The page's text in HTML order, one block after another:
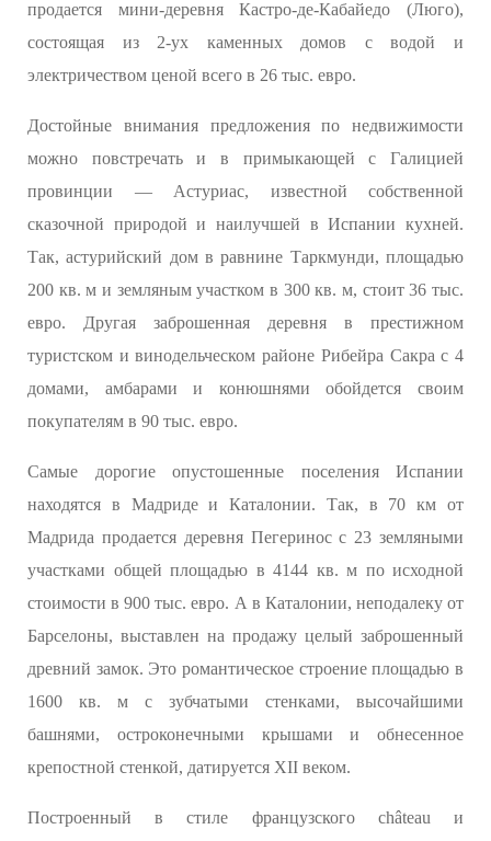
продается мини-деревня Кастро-де-Кабайедо (Люго),
состоящая из 2-ух каменных домов с водой и
электричеством ценой всего в 26 тыс. евро.
Достойные внимания предложения по недвижимости
можно повстречать и в примыкающей с Галицией
провинции — Астуриас, известной собственной
сказочной природой и наилучшей в Испании кухней.
Так, астурийский дом в равнине Таркмунди, площадью
200 кв. м и земляным участком в 300 кв. м, стоит 36 тыс.
евро. Другая заброшенная деревня в престижном
туристском и винодельческом районе Рибейра Сакра с 4
домами, амбарами и конюшнями обойдется своим
покупателям в 90 тыс. евро.
Самые дорогие опустошенные поселения Испании
находятся в Мадриде и Каталонии. Так, в 70 км от
Мадрида продается деревня Пегеринос с 23 земляными
участками общей площадью в 4144 кв. м по исходной
стоимости в 900 тыс. евро. А в Каталонии, неподалеку от
Барселоны, выставлен на продажу целый заброшенный
древний замок. Это романтическое строение площадью в
1600 кв. м с зубчатыми стенками, высочайшими
башнями, остроконечными крышами и обнесенное
крепостной стенкой, датируется XII веком.
Построенный в стиле французского château и